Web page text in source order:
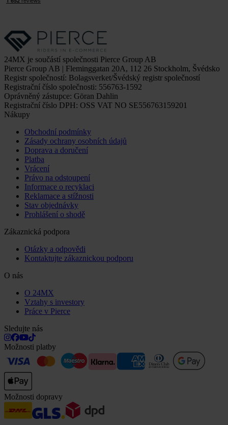
24MX je součástí společnosti Pierce Group AB
Pierce Group AB | Fleminggatan 20A, 112 26 Stockholm, Švédsko
Registr společností: Bolagsverket/Švédský registr společností
Registrační číslo společnosti: 556763-1592
Oprávněný zástupce: Göran Dahlin
Registrační číslo DPH: OSS VAT NO SE556763159201
Nákupy
Obchodní podmínky
Zásady ochrany osobních údajů
Doprava a doručení
Platba
Vrácení
Právo na odstoupení
Informace o recyklaci
Reklamace a stížnosti
Stav objednávky
Prohlášení o shodě
Zákaznická podpora
Otázky a odpovědi
Kontaktujte zákaznickou podporu
O nás
O 24MX
Vztahy s investory
Práce v Pierce
Sledujte nás
Možnosti platby
Možnosti dopravy